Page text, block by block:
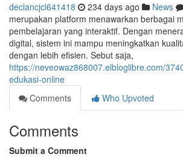
declancjcl641418 234 days ago News
merupakan platform menawarkan berbagai
pembelajaran yang interaktif. Dengan
digital, sistem ini mampu meningkatkan
dengan lebih efisien. Sebut saja,
https://neveowaz868007.elbloglibre.com/
edukasi-online
Comments
Who Upvoted
Comments
Submit a Comment